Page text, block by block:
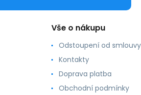
Vše o nákupu
Odstoupení od smlouvy
Kontakty
Doprava platba
Obchodní podmínky